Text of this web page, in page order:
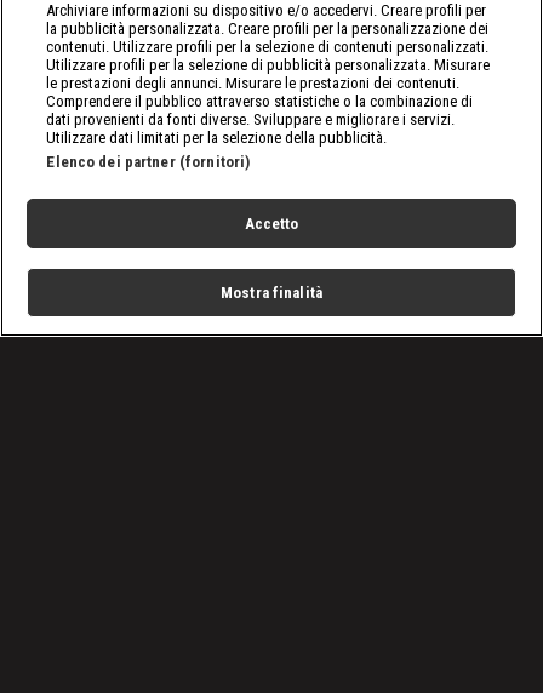
Archiviare informazioni su dispositivo e/o accedervi. Creare profili per
la pubblicità personalizzata. Creare profili per la personalizzazione dei
contenuti. Utilizzare profili per la selezione di contenuti personalizzati.
Utilizzare profili per la selezione di pubblicità personalizzata. Misurare
le prestazioni degli annunci. Misurare le prestazioni dei contenuti.
Comprendere il pubblico attraverso statistiche o la combinazione di
dati provenienti da fonti diverse. Sviluppare e migliorare i servizi.
Utilizzare dati limitati per la selezione della pubblicità.
Elenco dei partner (fornitori)
Accetto
Mostra finalità